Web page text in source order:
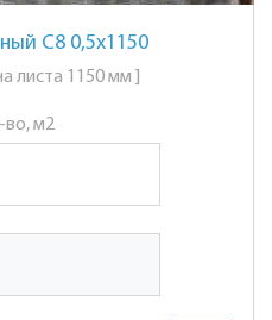
С8 0,5х1150
листа 1150 мм ]
во, м2